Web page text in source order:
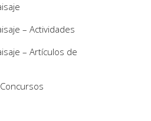
– Actividades
– Artículos de